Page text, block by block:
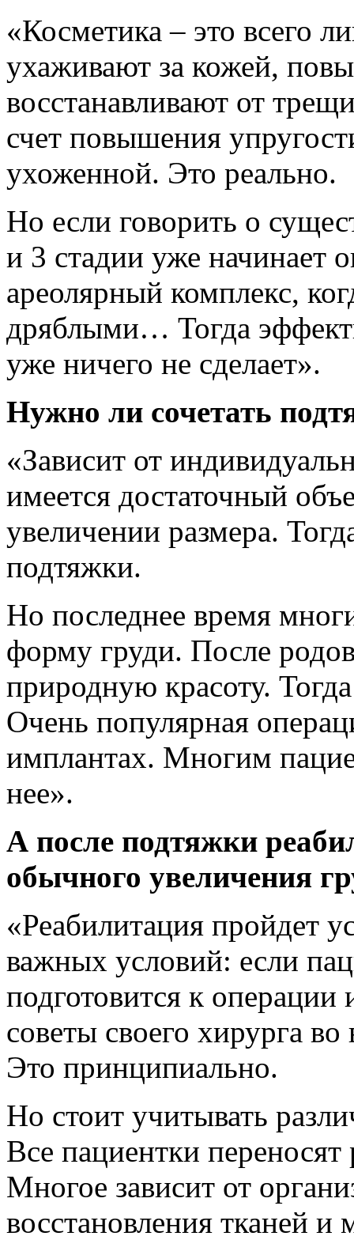
«Косметика – это всего
ухаживают за кожей,
восстанавливают от
счет повышения
ухоженной. Это реально.
Но если говорить о
и 3 стадии уже начинает
ареолярный комплекс,
дряблыми… Тогда
уже ничего не сделает».
Нужно ли сочетать
«Зависит от
имеется достаточный
увеличении размера.
подтяжки.
Но последнее время
форму груди. После
природную красоту.
Очень популярная
имплантах. Многим
нее».
А после подтяжки
обычного увеличения
«Реабилитация пройдет
важных условий: если
подготовится к операции
советы своего хирурга
Это принципиально.
Но стоит учитывать
Все пациентки
Многое зависит от
восстановления тканей